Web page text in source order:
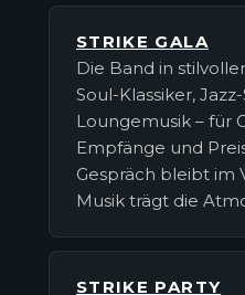
STRIKE GALA
Die Band in
Soul-Klassiker,
Loungemusik – für
Empfänge und
Gespräch bleibt im
Musik trägt die
STRIKE PARTY